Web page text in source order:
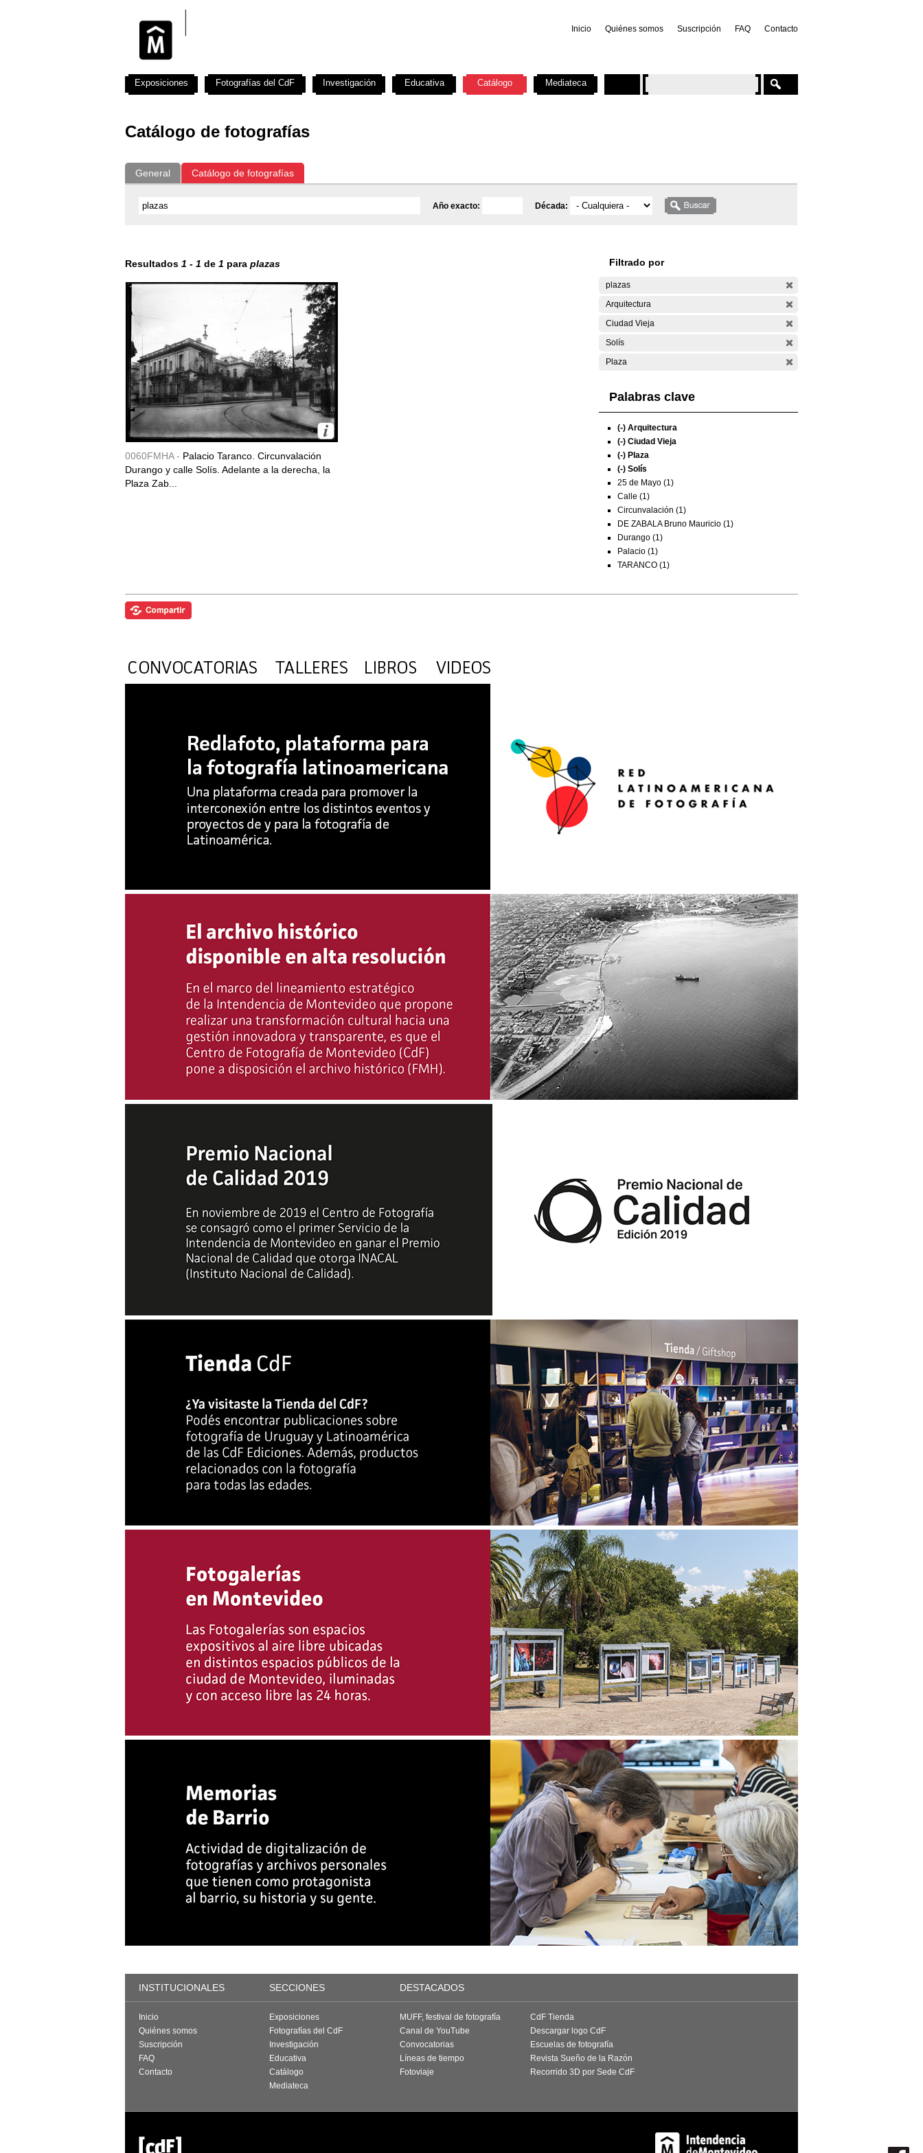
Inicio Quiénes somos Suscripción FAQ Contacto
Catálogo de fotografías
General Catálogo de fotografías
Año exacto: Década:
Resultados 1 - 1 de 1 para plazas
0060FMHA - Palacio Taranco. Circunvalación
Durango y calle Solís. Adelante a la derecha, la
Plaza Zab...
Filtrado por
plazas
Arquitectura
Ciudad Vieja
Solís
Plaza
Palabras clave
(-) Arquitectura
(-) Ciudad Vieja
(-) Plaza
(-) Solís
25 de Mayo (1)
Calle (1)
Circunvalación (1)
DE ZABALA Bruno Mauricio (1)
Durango (1)
Palacio (1)
TARANCO (1)
Exposiciones Fotografías del CdF Investigación Educativa Catálogo Mediateca
INSTITUCIONALES SECCIONES DESTACADOS
Inicio
Quiénes somos
Suscripción
FAQ
Contacto
Exposiciones
Fotografías del CdF
Investigación
Educativa
Catálogo
Mediateca
MUFF, festival de fotografía
Canal de YouTube
Convocatorias
Líneas de tiempo
Fotoviaje
CdF Tienda
Descargar logo CdF
Escuelas de fotografía
Revista Sueño de la Razón
Recorrido 3D por Sede CdF